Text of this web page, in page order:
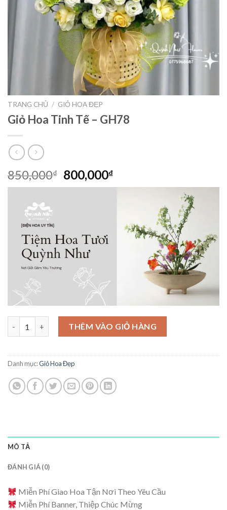
TRANG CHỦ / GIỎ HOA ĐẸP
Giỏ Hoa Tinh Tế – GH78
850,000₫ Giá
gốc
800,000₫Giá
hiện
800,000₫.
Giỏ Hoa Tinh Tế - GH78 số lượng
THÊM VÀO GIỎ HÀNG
Danh mục:Giỏ Hoa Đẹp
MÔ TẢ
ĐÁNH GIÁ (0)
Miễn Phí Giao Hoa Tận Nơi Theo Yêu Cầu
Miễn Phí Banner, Thiệp Chúc Mừng